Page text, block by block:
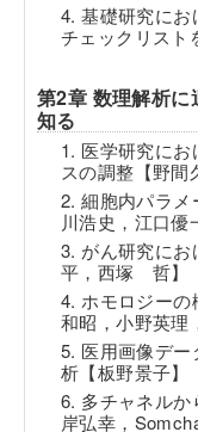
4. 基礎研究に
チェックリスト
第2章 数理解析に
知る
1. 医学研究に
スの調整【野間
2. 細胞内パラ
川浩史，江口優
3. がん研究に
平，西塚 哲】
4. ホモロジー
和昭，小野英理
5. 医用画像デ
析【板野景子】
6. 多チャネル
岸弘幸，